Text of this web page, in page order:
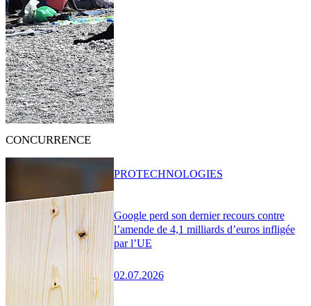
CONCURRENCE
Google perd son dernier recours contre
l’amende de 4,1 milliards d’euros infligée
par l’UE
02.07.2026
PROTECHNOLOGIES